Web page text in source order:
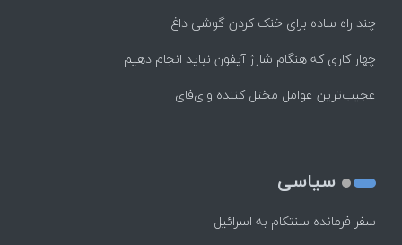
چند راه‌ ساده برای خنک کردن گوشی داغ
چهار کاری که هنگام شارژ آیفون نباید انجام دهیم
عجیب‌ترین عوامل مختل کننده وای‌فای
سیاسی
سفر فرمانده سنتکام به اسرائیل